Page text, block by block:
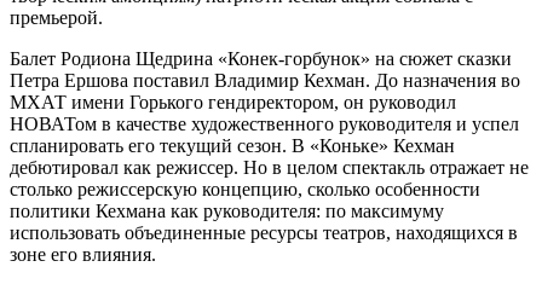
премьерой.
Балет Родиона Щедрина «Конек-горбунок» на сюжет сказки
Петра Ершова поставил Владимир Кехман. До назначения во
МХАТ имени Горького гендиректором, он руководил
НОВАТом в качестве художественного руководителя и успел
спланировать его текущий сезон. В «Коньке» Кехман
дебютировал как режиссер. Но в целом спектакль отражает не
столько режиссерскую концепцию, сколько особенности
политики Кехмана как руководителя: по максимуму
использовать объединенные ресурсы театров, находящихся в
зоне его влияния.